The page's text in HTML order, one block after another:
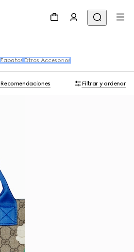
Zapatos Otros Accesorios
Recomendaciones Filtrar y ordenar